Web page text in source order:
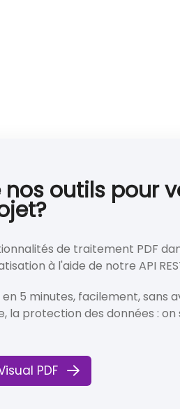
nos outils pour
de traitement PDF
à l'aide de notre API
5 minutes, facilement, sans
la protection des données : on
PDF